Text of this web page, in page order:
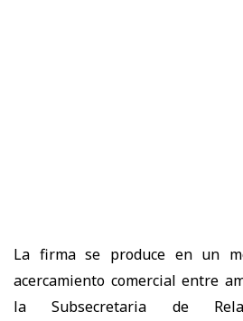
La firma se produce en un
acercamiento comercial entre
la Subsecretaria de